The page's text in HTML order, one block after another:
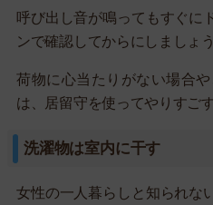
呼び出し音が鳴ってもすぐに
ンで確認してからにしましょう
荷物に心当たりがない場合
は、居留守を使ってやりすご
洗濯物は室内に干す
女性の一人暮らしと知られな